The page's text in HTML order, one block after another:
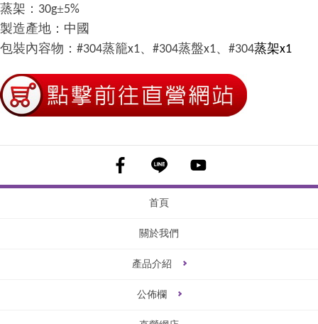
蒸架： 30g±5%
製造產地：中國
包裝內容物： #304蒸籠x1、 #304蒸盤x1、 #304蒸架x1
首頁
關於我們
產品介紹
公佈欄